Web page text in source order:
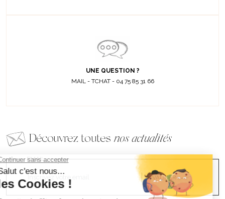
UNE QUESTION ?
MAIL - TCHAT - 04 75 85 31 66
Découvrez toutes nos actualités
EMAIL
VALIDER